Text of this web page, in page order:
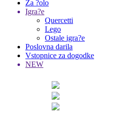
Za ?olo
Igra?e
Quercetti
Lego
Ostale igra?e
Poslovna darila
Vstopnice za dogodke
NEW